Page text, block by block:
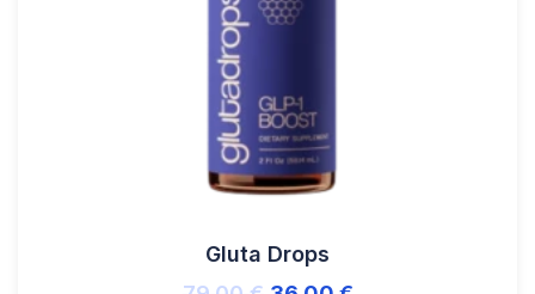
Gluta Drops